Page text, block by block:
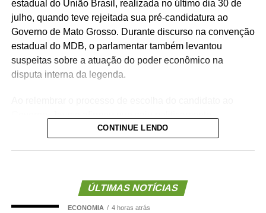
estadual do União Brasil, realizada no último dia 30 de
julho, quando teve rejeitada sua pré-candidatura ao
Governo de Mato Grosso. Durante discurso na convenção
estadual do MDB, o parlamentar também levantou
suspeitas sobre a atuação do poder econômico na
disputa interna da legenda.
fortalecido, apesar da derrota, e destacou que enfrentou
Tenho a certeza de que saí muito maior do que entrei.
Não corri, não ajoelhei.”
CONTINUE LENDO
ÚLTIMAS NOTÍCIAS
ECONOMIA 4 horas atrás